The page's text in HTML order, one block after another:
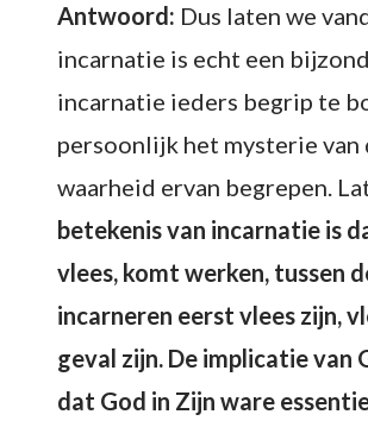
Antwoord: Dus laten we
incarnatie is echt een
incarnatie ieders begrip te
persoonlijk het mysterie
waarheid ervan begrepen.
betekenis van incarnatie is
vlees, komt werken, tussen
incarneren eerst vlees zijn,
geval zijn. De implicatie
dat God in Zijn ware